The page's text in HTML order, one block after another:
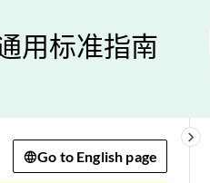
用标准指南
keyboard_arrow_right
Go to English page